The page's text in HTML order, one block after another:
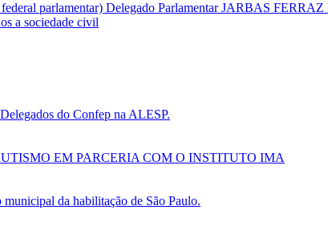
parlamentar) Delegado Parlamentar JARBAS
a sociedade civil
do Confep na ALESP.
EM PARCERIA COM O INSTITUTO IMA
da habilitação de São Paulo.